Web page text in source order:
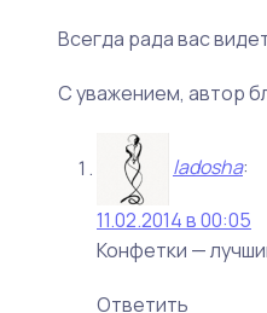
Всегда рада вас
С уважением, автор
ladosha:
11.02.2014 в 00:05
Конфетки —
Ответить